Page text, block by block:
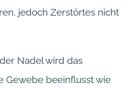
jedoch Zerstörtes nicht
Nadel wird das
Gewebe beeinflusst wie